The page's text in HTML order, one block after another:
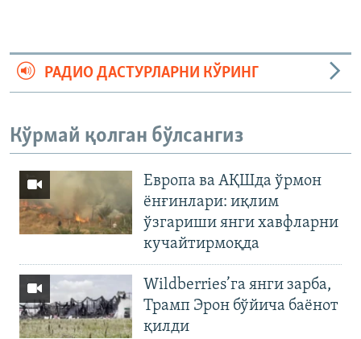
РАДИО ДАСТУРЛАРНИ КЎРИНГ
Кўрмай қолган бўлсангиз
Европа ва АҚШда ўрмон
ёнғинлари: иқлим
ўзгариши янги хавфларни
кучайтирмоқда
Wildberries’га янги зарба,
Трамп Эрон бўйича баёнот
қилди